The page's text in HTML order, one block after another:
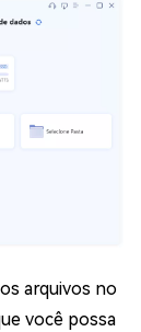
arquivos no
você possa